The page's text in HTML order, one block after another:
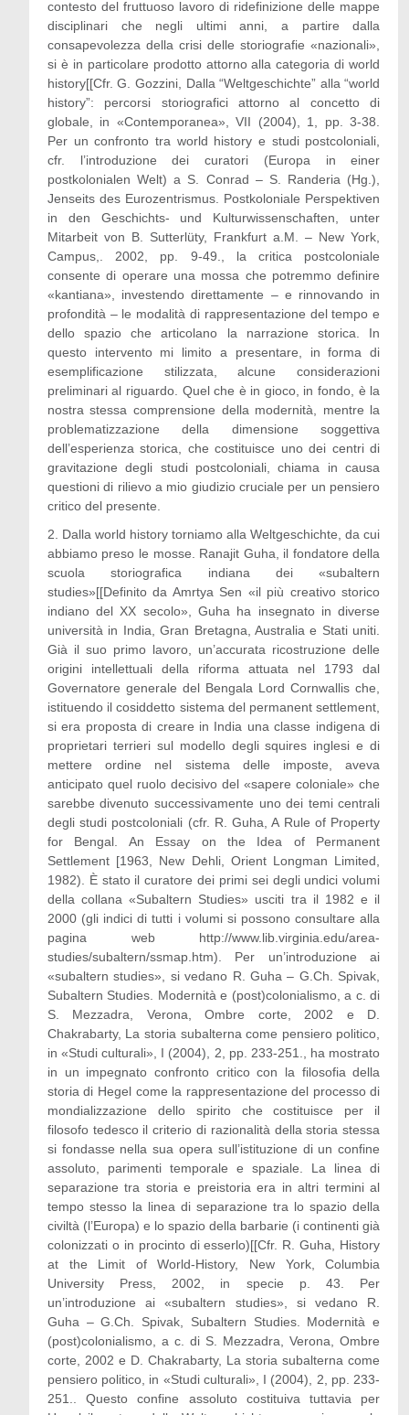
contesto del fruttuoso lavoro di ridefinizione delle mappe
disciplinari che negli ultimi anni, a partire dalla
consapevolezza della crisi delle storiografie «nazionali»,
si è in particolare prodotto attorno alla categoria di world
history[[Cfr. G. Gozzini, Dalla “Weltgeschichte” alla “world
history”: percorsi storiografici attorno al concetto di
globale, in «Contemporanea», VII (2004), 1, pp. 3-38.
Per un confronto tra world history e studi postcoloniali,
cfr. l’introduzione dei curatori (Europa in einer
postkolonialen Welt) a S. Conrad – S. Randeria (Hg.),
Jenseits des Eurozentrismus. Postkoloniale Perspektiven
in den Geschichts- und Kulturwissenschaften, unter
Mitarbeit von B. Sutterlüty, Frankfurt a.M. – New York,
Campus,. 2002, pp. 9-49., la critica postcoloniale
consente di operare una mossa che potremmo definire
«kantiana», investendo direttamente – e rinnovando in
profondità – le modalità di rappresentazione del tempo e
dello spazio che articolano la narrazione storica. In
questo intervento mi limito a presentare, in forma di
esemplificazione stilizzata, alcune considerazioni
preliminari al riguardo. Quel che è in gioco, in fondo, è la
nostra stessa comprensione della modernità, mentre la
problematizzazione della dimensione soggettiva
dell’esperienza storica, che costituisce uno dei centri di
gravitazione degli studi postcoloniali, chiama in causa
questioni di rilievo a mio giudizio cruciale per un pensiero
critico del presente.
2. Dalla world history torniamo alla Weltgeschichte, da cui
abbiamo preso le mosse. Ranajit Guha, il fondatore della
scuola storiografica indiana dei «subaltern
studies»[[Definito da Amrtya Sen «il più creativo storico
indiano del XX secolo», Guha ha insegnato in diverse
università in India, Gran Bretagna, Australia e Stati uniti.
Già il suo primo lavoro, un’accurata ricostruzione delle
origini intellettuali della riforma attuata nel 1793 dal
Governatore generale del Bengala Lord Cornwallis che,
istituendo il cosiddetto sistema del permanent settlement,
si era proposta di creare in India una classe indigena di
proprietari terrieri sul modello degli squires inglesi e di
mettere ordine nel sistema delle imposte, aveva
anticipato quel ruolo decisivo del «sapere coloniale» che
sarebbe divenuto successivamente uno dei temi centrali
degli studi postcoloniali (cfr. R. Guha, A Rule of Property
for Bengal. An Essay on the Idea of Permanent
Settlement [1963, New Dehli, Orient Longman Limited,
1982). È stato il curatore dei primi sei degli undici volumi
della collana «Subaltern Studies» usciti tra il 1982 e il
2000 (gli indici di tutti i volumi si possono consultare alla
pagina web http://www.lib.virginia.edu/area-
studies/subaltern/ssmap.htm). Per un’introduzione ai
«subaltern studies», si vedano R. Guha – G.Ch. Spivak,
Subaltern Studies. Modernità e (post)colonialismo, a c. di
S. Mezzadra, Verona, Ombre corte, 2002 e D.
Chakrabarty, La storia subalterna come pensiero politico,
in «Studi culturali», I (2004), 2, pp. 233-251., ha mostrato
in un impegnato confronto critico con la filosofia della
storia di Hegel come la rappresentazione del processo di
mondializzazione dello spirito che costituisce per il
filosofo tedesco il criterio di razionalità della storia stessa
si fondasse nella sua opera sull’istituzione di un confine
assoluto, parimenti temporale e spaziale. La linea di
separazione tra storia e preistoria era in altri termini al
tempo stesso la linea di separazione tra lo spazio della
civiltà (l’Europa) e lo spazio della barbarie (i continenti già
colonizzati o in procinto di esserlo)[[Cfr. R. Guha, History
at the Limit of World-History, New York, Columbia
University Press, 2002, in specie p. 43. Per
un’introduzione ai «subaltern studies», si vedano R.
Guha – G.Ch. Spivak, Subaltern Studies. Modernità e
(post)colonialismo, a c. di S. Mezzadra, Verona, Ombre
corte, 2002 e D. Chakrabarty, La storia subalterna come
pensiero politico, in «Studi culturali», I (2004), 2, pp. 233-
251.. Questo confine assoluto costituiva tuttavia per